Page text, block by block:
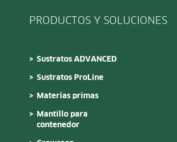
PRODUCTOS Y SOLUCIONES
Sustratos ADVANCED
Sustratos ProLine
Materias primas
Mantillo para
contenedor